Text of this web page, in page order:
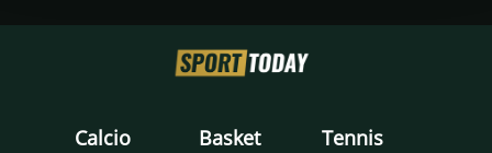
Calcio Basket Tennis